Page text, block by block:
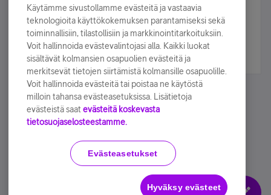
sähköpostiisi.
Tilaa nyt
Käyttöehdot Accessibility statement
Käytämme sivustollamme evästeitä ja vastaavia
teknologioita käyttökokemuksen parantamiseksi sekä
toiminnallisiin, tilastollisiin ja markkinointitarkoituksiin.
Voit hallinnoida evästevalintojasi alla. Kaikki luokat
sisältävät kolmansien osapuolien evästeitä ja
merkitsevät tietojen siirtämistä kolmansille osapuolille.
Voit hallinnoida evästeitä tai poistaa ne käytöstä
milloin tahansa evästeasetuksissa. Lisätietoja
evästeistä saat evästeitä koskevasta
tietosuojaselosteestamme.
Evästeasetukset
Hyväksy evästeet